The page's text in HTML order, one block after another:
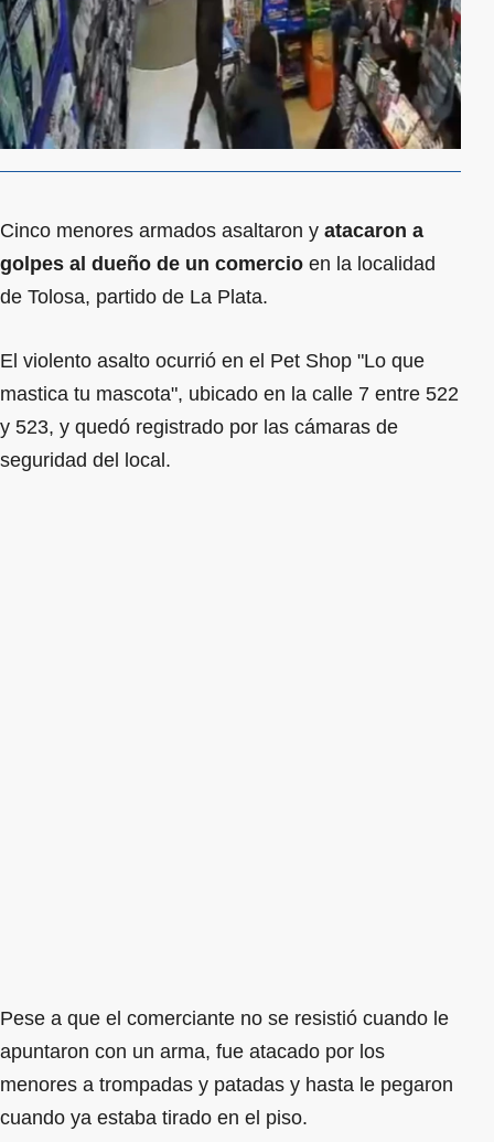
Cinco menores armados asaltaron y atacaron a
golpes al dueño de un comercio en la localidad
de Tolosa, partido de La Plata.
El violento asalto ocurrió en el Pet Shop "Lo que
mastica tu mascota", ubicado en la calle 7 entre 522
y 523, y quedó registrado por las cámaras de
seguridad del local.
Pese a que el comerciante no se resistió cuando le
apuntaron con un arma, fue atacado por los
menores a trompadas y patadas y hasta le pegaron
cuando ya estaba tirado en el piso.